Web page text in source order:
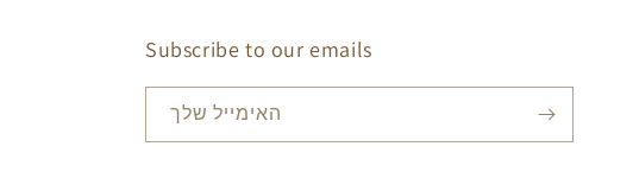
Subscribe to our emails
האימייל שלך